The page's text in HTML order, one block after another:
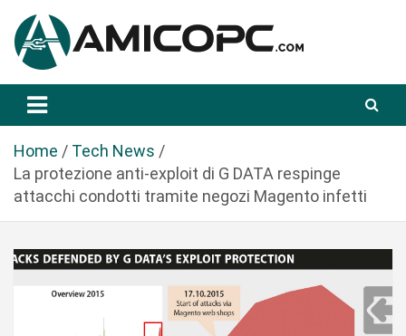
a
Amicopc.com
Home
Tech News
La protezione anti-exploit di G DATA respinge
attacchi condotti tramite negozi Magento infetti